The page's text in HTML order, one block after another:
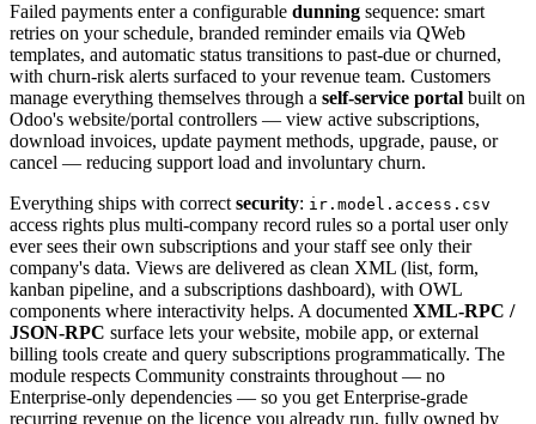
Failed payments enter a configurable dunning sequence: smart
retries on your schedule, branded reminder emails via QWeb
templates, and automatic status transitions to past-due or churned,
with churn-risk alerts surfaced to your revenue team. Customers
manage everything themselves through a self-service portal built on
Odoo's website/portal controllers — view active subscriptions,
download invoices, update payment methods, upgrade, pause, or
cancel — reducing support load and involuntary churn.
Everything ships with correct security: ir.model.access.csv
access rights plus multi-company record rules so a portal user only
ever sees their own subscriptions and your staff see only their
company's data. Views are delivered as clean XML (list, form,
kanban pipeline, and a subscriptions dashboard), with OWL
components where interactivity helps. A documented XML-RPC /
JSON-RPC surface lets your website, mobile app, or external
billing tools create and query subscriptions programmatically. The
module respects Community constraints throughout — no
Enterprise-only dependencies — so you get Enterprise-grade
recurring revenue on the licence you already run, fully owned by